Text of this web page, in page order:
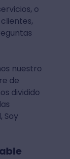
o
nuestro
de
dividido
Soy